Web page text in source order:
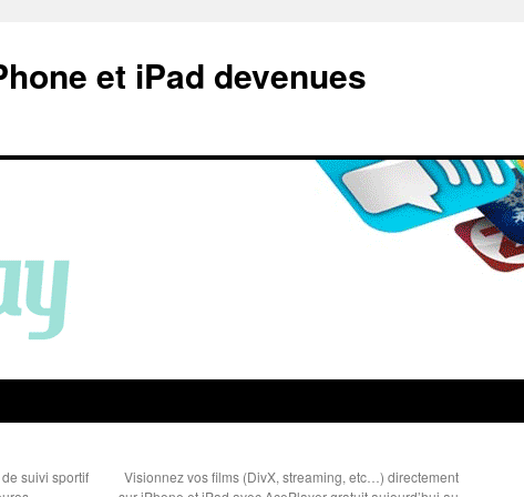
et iPad devenues
suivi sportif
Visionnez vos films (DivX, streaming, etc…) directement